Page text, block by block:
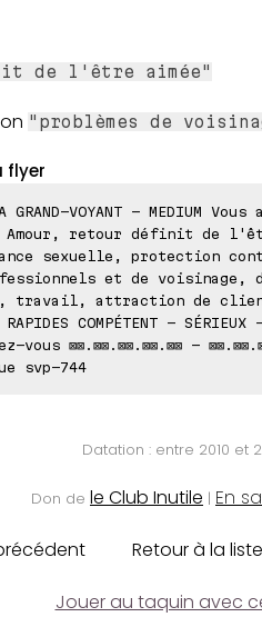
de l'être aimée"
"problèmes de
flyer
GRAND-VOYANT - MEDIUM
Amour, retour définit de
sexuelle, protection
et de voisinage,
travail, attraction de
RAPIDES COMPÉTENT -
vous ⊠⊠.⊠⊠.⊠⊠.⊠⊠.⊠⊠ -
svp-744
Datation : entre 2010 et
Don de le Club Inutile | En
Retour à la liste
Jouer au taquin avec